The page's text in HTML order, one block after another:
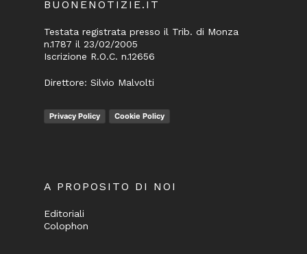
BUONENOTIZIE.IT
Testata registrata presso il Trib. di Monza
n.1787 il 23/02/2005
Iscrizione R.O.C. n.12656
Direttore: Silvio Malvolti
Privacy Policy Cookie Policy
A PROPOSITO DI NOI
Editoriali
Colophon